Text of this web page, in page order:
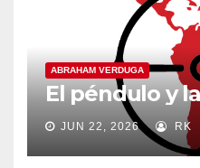
ABRAHAM VERDUGA
El péndulo y
JUN 22, 2026 RK